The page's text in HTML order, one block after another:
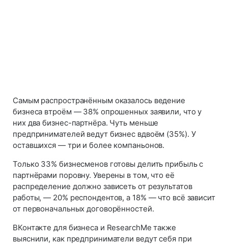
Самым распространённым оказалось ведение
бизнеса втроём — 38% опрошенных заявили, что у
них два бизнес-партнёра. Чуть меньше
предпринимателей ведут бизнес вдвоём (35%). У
оставшихся — три и более компаньонов.
Только 33% бизнесменов готовы делить прибыль с
партнёрами поровну. Уверены в том, что её
распределение должно зависеть от результатов
работы, — 20% респондентов, а 18% — что всё зависит
от первоначальных договорённостей.
ВКонтакте для бизнеса и ResearchMe также
выяснили, как предприниматели ведут себя при